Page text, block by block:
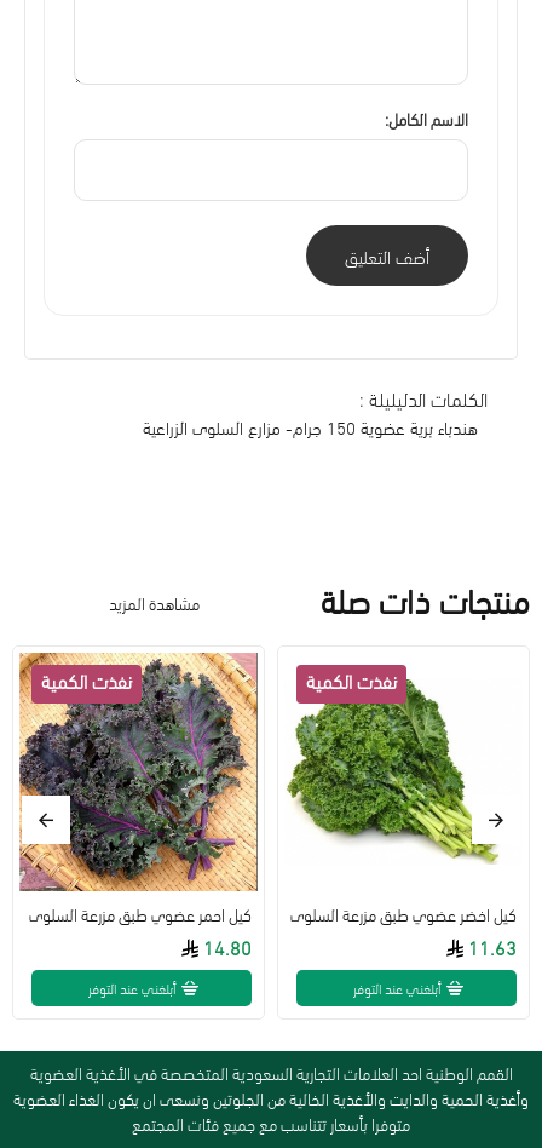
الاسم الكامل:
أضف التعليق
الكلمات الدليليلة :
هندباء برية عضوية 150 جرام- مزارع السلوى الزراعية
منتجات ذات صلة مشاهدة المزيد
كيل اخضر عضوي طبق مزرعة السلوى
11.63
أبلغني عند التوفر
كيل احمر عضوي طبق مزرعة السلوى
14.80
أبلغني عند التوفر
القمم الوطنية احد العلامات التجارية السعودية المتخصصة في الأغذية العضوية
وأغذية الحمية والدايت والأغذية الخالية من الجلوتين ونسعى ان يكون الغذاء العضوية
متوفرا بأسعار تتناسب مع جميع فئات المجتمع